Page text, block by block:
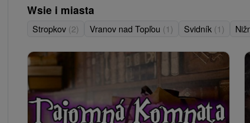
Wsie i miasta
Stropkov (2) Vranov nad Topľou (1) Svidník (1)